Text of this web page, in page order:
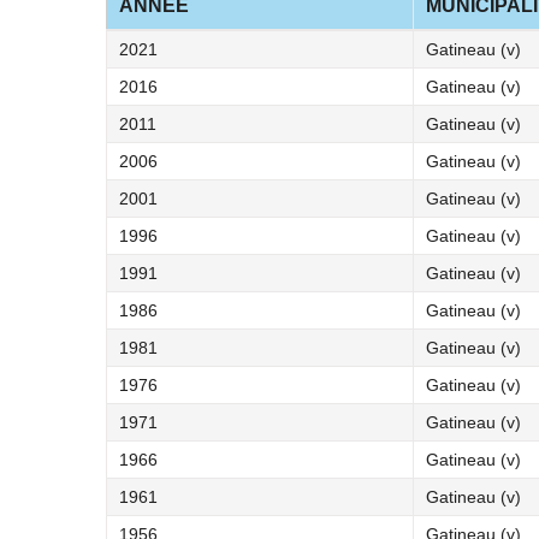
ANNÉE
2021 Gatineau (v)
2016
Gatineau (v)
2011
Gatineau (v)
2006
Gatineau (v)
2001
Gatineau (v)
1996
Gatineau (v)
1991
Gatineau (v)
1986
Gatineau (v)
1981
Gatineau (v)
1976
Gatineau (v)
1971
Gatineau (v)
1966
Gatineau (v)
1961
Gatineau (v)
1956
Gatineau (v)